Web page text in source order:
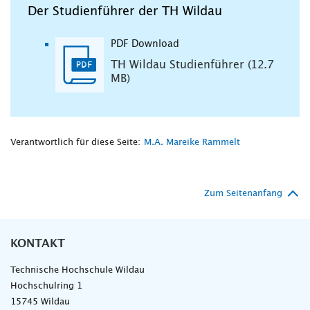
Der Studienführer der TH Wildau
PDF Download
TH Wildau Studienführer (12.7
MB)
Verantwortlich für diese Seite: M.A. Mareike Rammelt
Zum Seitenanfang
KONTAKT
Technische Hochschule Wildau
Hochschulring 1
15745 Wildau